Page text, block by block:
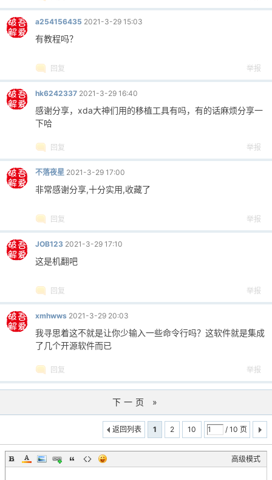
a254156435 2021-3-29 15:03
有教程吗？
回复 举报
hk6242337 2021-3-29 16:40
感谢分享，xda大神们用的移植工具有吗，有的话麻烦分享一
下哈
回复 举报
不落夜星 2021-3-29 17:00
非常感谢分享,十分实用,收藏了
回复 举报
JOB123 2021-3-29 17:10
这是机翻吧
回复 举报
xmhwws 2021-3-29 20:03
我寻思着这不就是让你少输入一些命令行吗？这软件就是集成
了几个开源软件而已
回复 举报
下一页 »
1 2 10 / 10 页
返回列表
高级模式